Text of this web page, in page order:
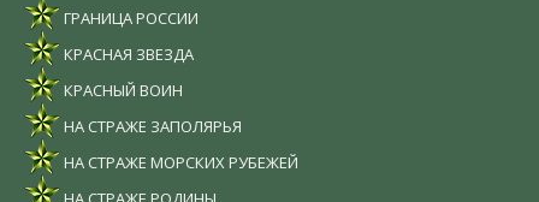
ГРАНИЦА РОССИИ
КРАСНАЯ ЗВЕЗДА
КРАСНЫЙ ВОИН
НА СТРАЖЕ ЗАПОЛЯРЬЯ
НА СТРАЖЕ МОРСКИХ РУБЕЖЕЙ